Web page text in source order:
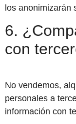
los anonimizarán
6.
con
No vendemos,
personales a
información con